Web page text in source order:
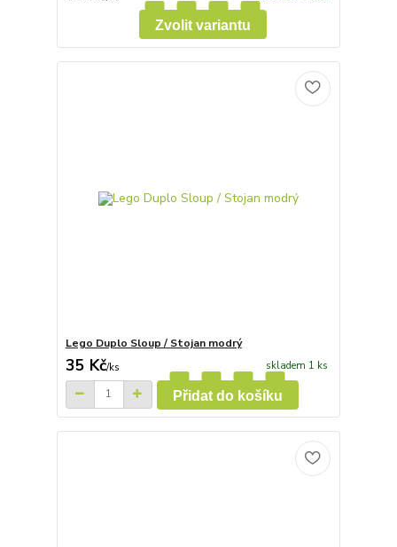
Zvolit variantu
Lego Duplo Sloup / Stojan modrý
35 Kč/ks skladem 1 ks
Přidat do košíku